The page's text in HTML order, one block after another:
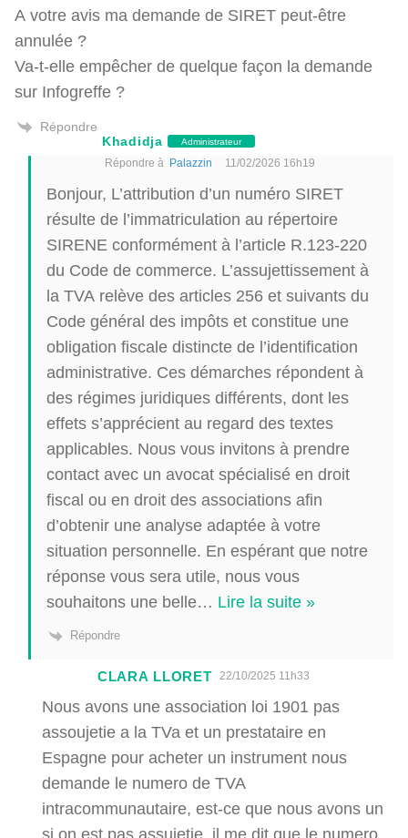
A votre avis ma demande de SIRET peut-être
annulée ?
Va-t-elle empêcher de quelque façon la demande
sur Infogreffe ?
Répondre
Khadidja
Administrateur
Répondre à Palazzin 11/02/2026 16h19
Bonjour, L’attribution d’un numéro SIRET
résulte de l’immatriculation au répertoire
SIRENE conformément à l’article R.123-220
du Code de commerce. L’assujettissement à
la TVA relève des articles 256 et suivants du
Code général des impôts et constitue une
obligation fiscale distincte de l’identification
administrative. Ces démarches répondent à
des régimes juridiques différents, dont les
effets s’apprécient au regard des textes
applicables. Nous vous invitons à prendre
contact avec un avocat spécialisé en droit
fiscal ou en droit des associations afin
d’obtenir une analyse adaptée à votre
situation personnelle. En espérant que notre
réponse vous sera utile, nous vous
souhaitons une belle… Lire la suite »
Répondre
CLARA LLORET 22/10/2025 11h33
Nous avons une association loi 1901 pas
assoujetie a la TVa et un prestataire en
Espagne pour acheter un instrument nous
demande le numero de TVA
intracommunautaire, est-ce que nous avons un
si on est pas assujetie, il me dit que le numero